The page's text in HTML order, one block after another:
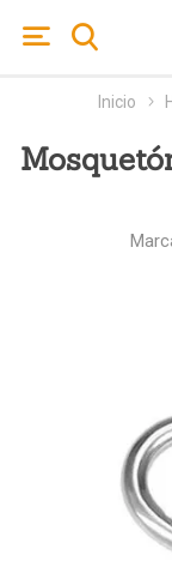
Inicio